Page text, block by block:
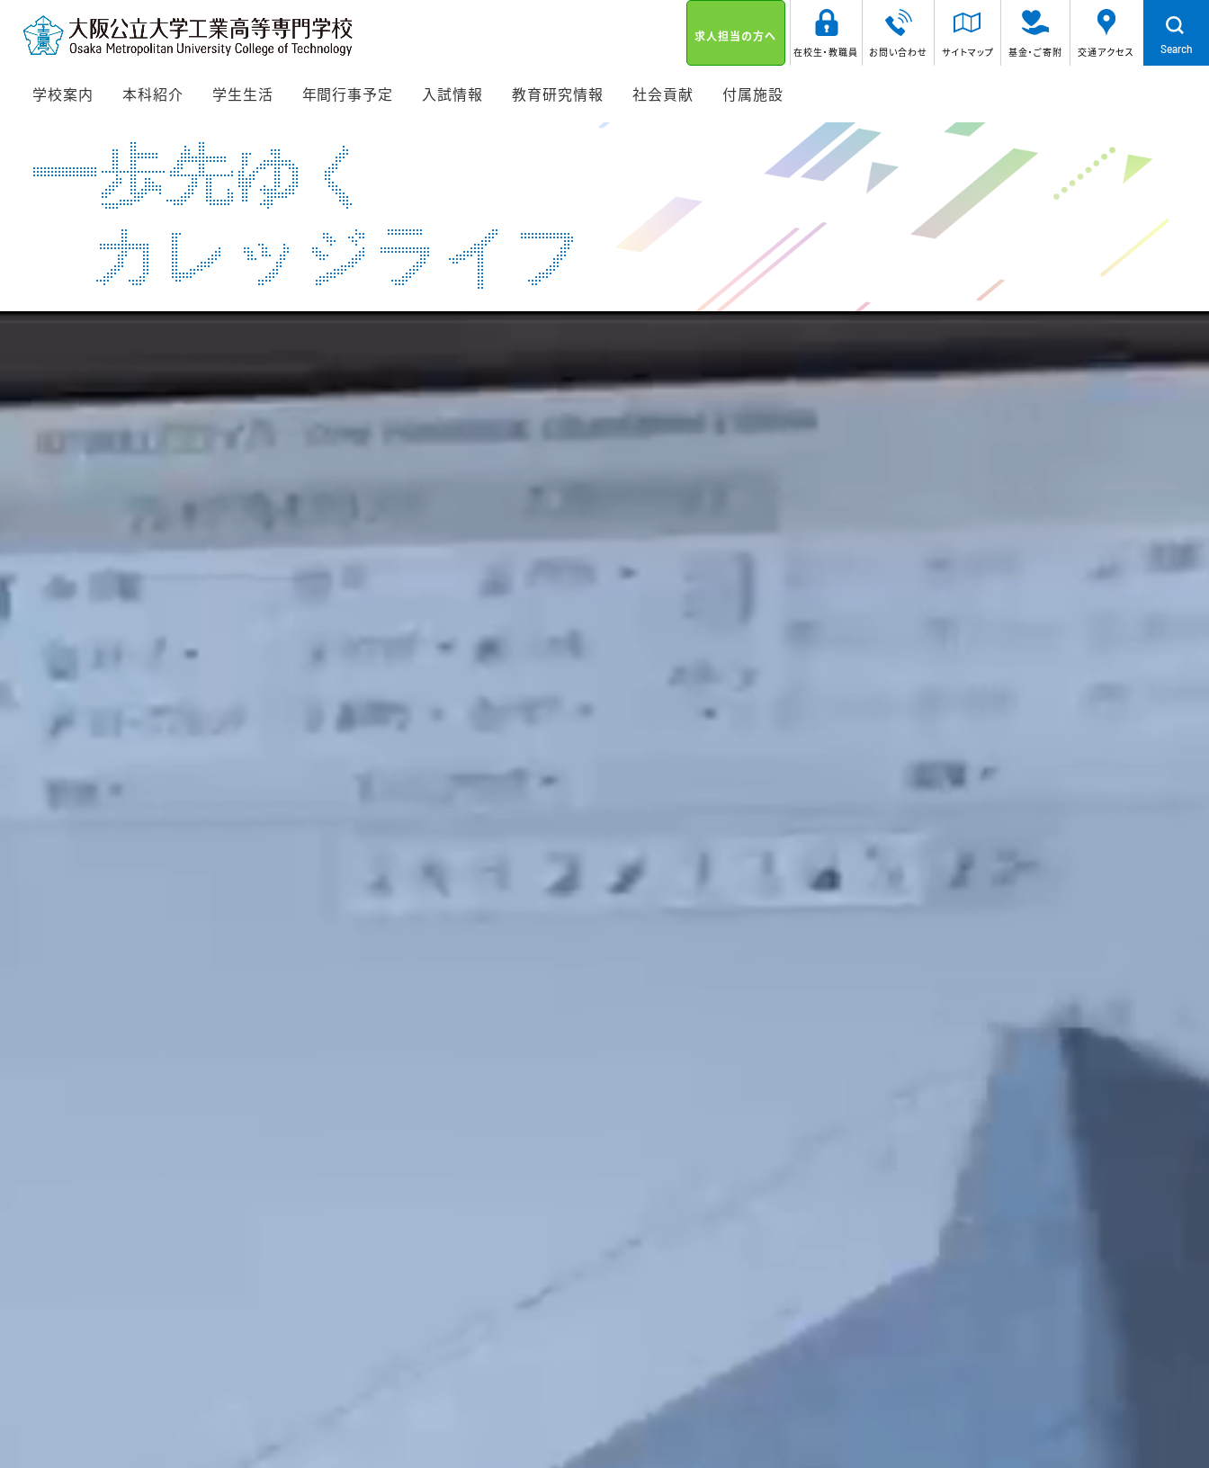
Search
学校案内 本科紹介 学生生活 年間行事予定 入試情報 教育研究情報 社会貢献 付属施設
在校生・教職員 お問い合わせ サイトマップ 基金・ご寄附 交通アクセス
求人担当の方へ
奨学金